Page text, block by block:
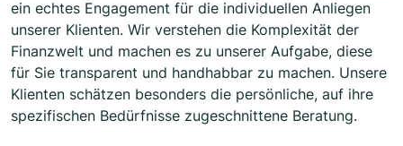
ein echtes Engagement für die individuellen Anliegen
unserer Klienten. Wir verstehen die Komplexität der
Finanzwelt und machen es zu unserer Aufgabe, diese
für Sie transparent und handhabbar zu machen. Unsere
Klienten schätzen besonders die persönliche, auf ihre
spezifischen Bedürfnisse zugeschnittene Beratung.